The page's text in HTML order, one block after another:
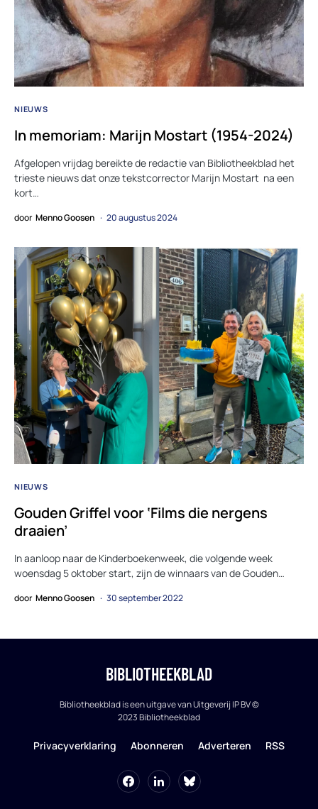
NIEUWS
In memoriam: Marijn Mostart (1954-2024)
Afgelopen vrijdag bereikte de redactie van Bibliotheekblad het
trieste nieuws dat onze tekstcorrector Marijn Mostart na een
kort…
door Menno Goosen 20 augustus 2024
NIEUWS
Gouden Griffel voor ‘Films die nergens
draaien’
In aanloop naar de Kinderboekenweek, die volgende week
woensdag 5 oktober start, zijn de winnaars van de Gouden…
door Menno Goosen 30 september 2022
BIBLIOTHEEKBLAD
Bibliotheekblad is een uitgave van Uitgeverij IP BV ©
2023 Bibliotheekblad
Privacyverklaring Abonneren Adverteren RSS